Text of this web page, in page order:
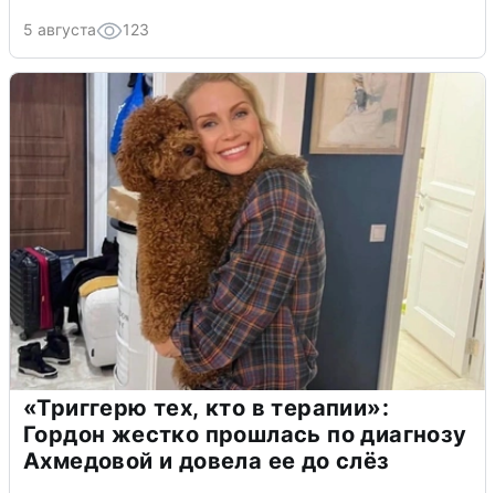
5 августа 123
«Триггерю тех, кто в терапии»:
Гордон жестко прошлась по диагнозу
Ахмедовой и довела ее до слёз